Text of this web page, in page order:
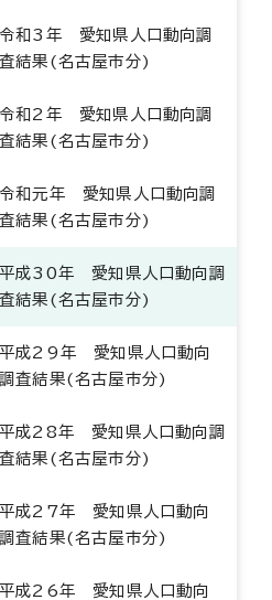
令和3年 愛知県人口動向調
査結果(名古屋市分)
令和2年 愛知県人口動向調
査結果(名古屋市分)
令和元年 愛知県人口動向調
査結果(名古屋市分)
平成30年 愛知県人口動向調
査結果(名古屋市分)
平成29年 愛知県人口動向
調査結果(名古屋市分)
平成28年 愛知県人口動向調
査結果(名古屋市分)
平成27年 愛知県人口動向
調査結果(名古屋市分)
平成26年 愛知県人口動向